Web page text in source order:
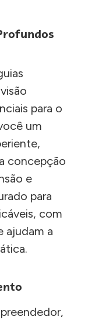
para o
um
concepção
e
para
com
ajudam a